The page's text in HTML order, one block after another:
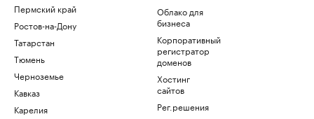
Пермский край
Ростов-на-Дону
Татарстан
Тюмень
Черноземье
Кавказ
Карелия
Облако для
бизнеса
Корпоративный
регистратор
доменов
Хостинг
сайтов
Рег.решения